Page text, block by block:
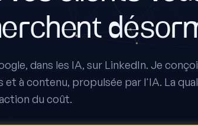
dans les IA, sur LinkedIn. Je
et à contenu, propulsée par l'IA. La
du coût.